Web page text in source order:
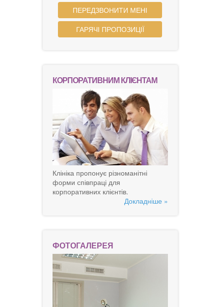
ПЕРЕДЗВОНИТИ МЕНІ
ГАРЯЧІ ПРОПОЗИЦІЇ
КОРПОРАТИВНИМ КЛІЄНТАМ
Клініка пропонує різноманітні
форми співпраці для
корпоративних клієнтів.
Докладніше »
ФОТОГАЛЕРЕЯ